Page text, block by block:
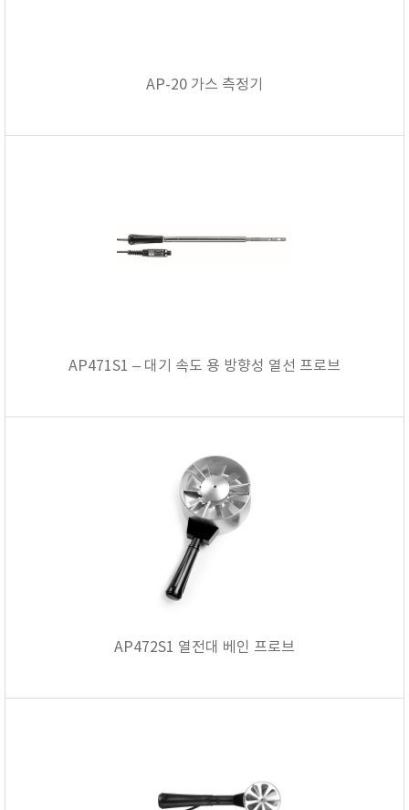
AP-20 가스 측정기
AP471S1 – 대기 속도 용 방향성 열선 프로브
AP472S1 열전대 베인 프로브